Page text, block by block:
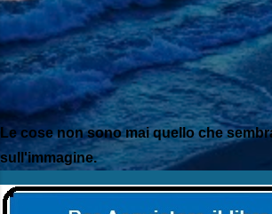
Le cose non sono mai quello che
sull'immagine.